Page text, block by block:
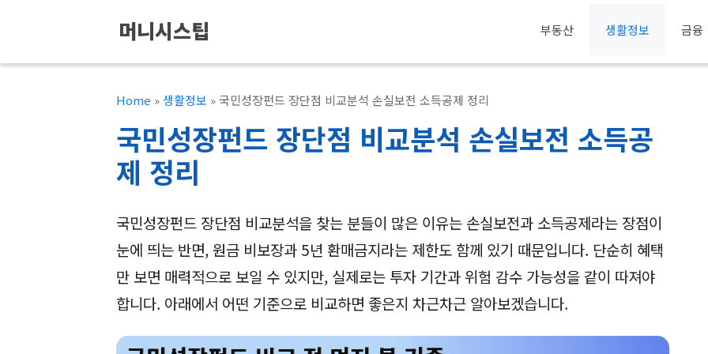
츠
머니시스팁 부동산 생활정보 금융
Home »생활정보 »국민성장펀드 장단점 비교분석 손실보전 소득공제 정리
국민성장펀드 장단점 비교분석 손실보전 소득공
제 정리
국민성장펀드 장단점 비교분석을 찾는 분들이 많은 이유는 손실보전과 소득공제라는 장점이
눈에 띄는 반면, 원금 비보장과 5년 환매금지라는 제한도 함께 있기 때문입니다. 단순히 혜택
만 보면 매력적으로 보일 수 있지만, 실제로는 투자 기간과 위험 감수 가능성을 같이 따져야
합니다. 아래에서 어떤 기준으로 비교하면 좋은지 차근차근 알아보겠습니다.